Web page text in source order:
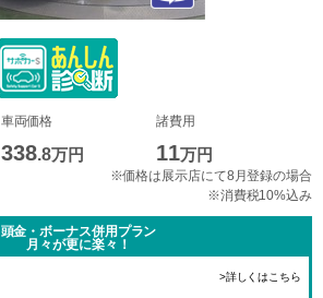
車両価格
338.8万円
諸費用
11万円
※価格は展示店にて8月登録の場合
※消費税10%込み
頭金・ボーナス併用プラン
月々が更に楽々！
>詳しくはこちら